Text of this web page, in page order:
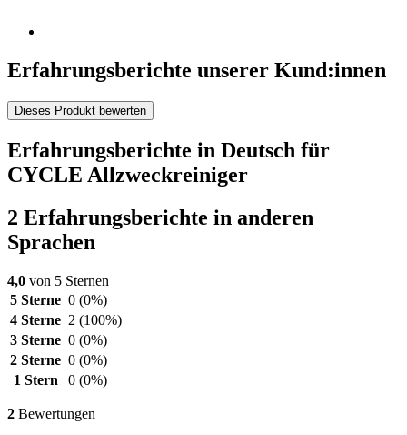
Erfahrungsberichte unserer Kund:innen
Dieses Produkt bewerten
Erfahrungsberichte in Deutsch für
CYCLE Allzweckreiniger
2 Erfahrungsberichte in anderen
Sprachen
4,0 von 5 Sternen
5 Sterne 0 (0%)
4 Sterne 2 (100%)
3 Sterne 0 (0%)
2 Sterne 0 (0%)
1 Stern
0 (0%)
2 Bewertungen